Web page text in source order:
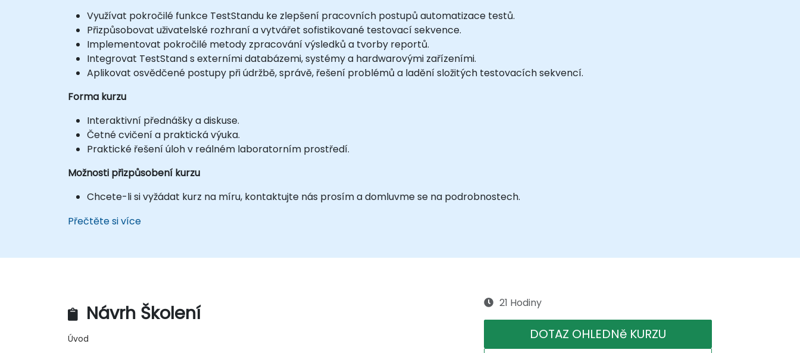
Využívat pokročilé funkce TestStandu ke zlepšení pracovních postupů automatizace testů.
Přizpůsobovat uživatelské rozhraní a vytvářet sofistikované testovací sekvence.
Implementovat pokročilé metody zpracování výsledků a tvorby reportů.
Integrovat TestStand s externími databázemi, systémy a hardwarovými zařízeními.
Aplikovat osvědčené postupy při údržbě, správě, řešení problémů a ladění složitých testovacích sekvencí.
Forma kurzu
Interaktivní přednášky a diskuse.
Četné cvičení a praktická výuka.
Praktické řešení úloh v reálném laboratorním prostředí.
Možnosti přizpůsobení kurzu
Chcete-li si vyžádat kurz na míru, kontaktujte nás prosím a domluvme se na podrobnostech.
Přečtěte si více
Návrh Školení
Úvod
21 Hodiny
DOTAZ OHLEDNě KURZU